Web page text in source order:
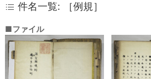
件名一覧: ［例規］
■ファイル